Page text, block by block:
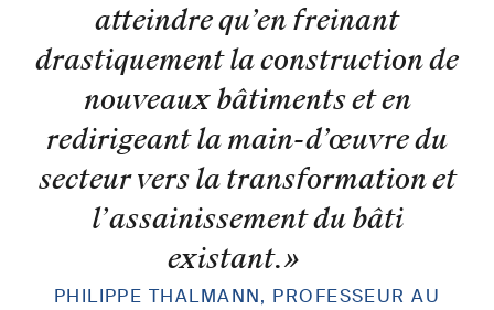
atteindre qu’en freinant
drastiquement la construction de
nouveaux bâtiments et en
redirigeant la main-d’œuvre du
secteur vers la transformation et
l’assainissement du bâti
existant.»
PHILIPPE THALMANN, PROFESSEUR AU